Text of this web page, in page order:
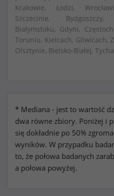
Krakowie, Łodzi,
Szczecinie,
Białymstoku, Gdyni,
Toruniu, Kielcach, Gliwicach,
Olsztynie, Bielsko-Białej,
* Mediana - jest to wartość
dwa równe zbiory. Poniżej i
się dokładnie po 50%
wyników. W przypadku
to, że połowa badanych
a połowa powyżej.